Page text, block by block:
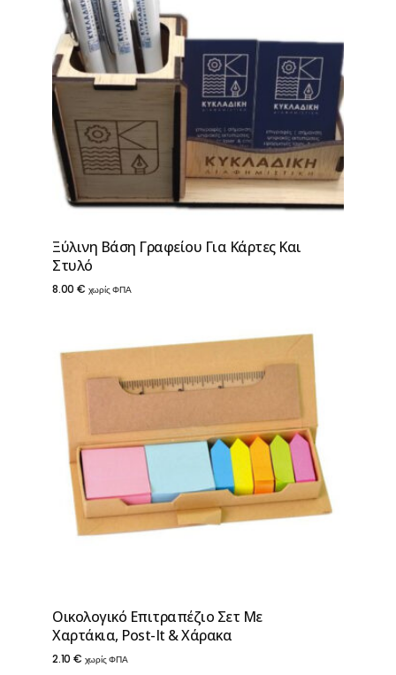
Ξύλινη Βάση Γραφείου Για Κάρτες Και
Στυλό
8.00 € χωρίς ΦΠΑ
Οικολογικό Επιτραπέζιο Σετ Με
Χαρτάκια, Post-It & Χάρακα
2.10 € χωρίς ΦΠΑ